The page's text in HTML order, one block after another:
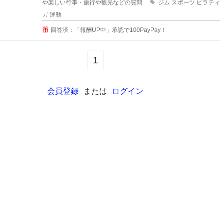
や楽しい行事・旅行や観光などの質問 ジム スポーツ ピラテ
ガ 運動
回答済：「報酬UP中」承認で100PayPay！
1
会員登録 または ログイン